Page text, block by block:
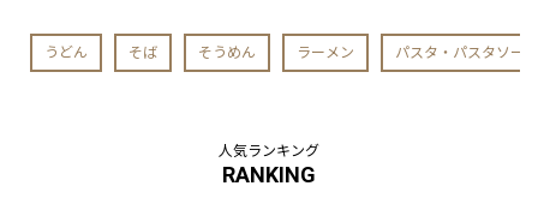
うどん そば そうめん ラーメン パスタ・パスタソース
人気ランキング
RANKING